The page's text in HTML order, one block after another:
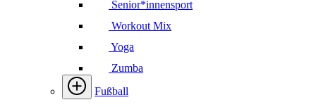
Senior*innensport
Workout Mix
Yoga
Zumba
Fußball